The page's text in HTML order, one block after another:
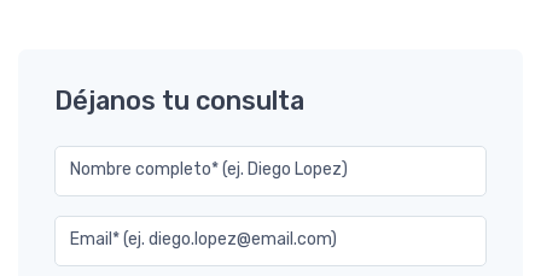
Déjanos tu consulta
Nombre completo* (ej. Diego Lopez)
Email* (ej. diego.lopez@email.com)